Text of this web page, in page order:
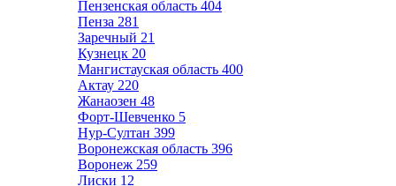
Пензенская область 404
Пенза 281
Заречный 21
Кузнецк 20
Мангистауская область 400
Актау 220
Жанаозен 48
Форт-Шевченко 5
Нур-Султан 399
Воронежская область 396
Воронеж 259
Лиски 12